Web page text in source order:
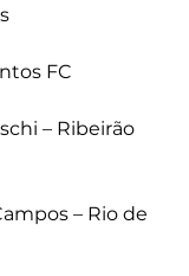
FC
– Ribeirão
– Rio de